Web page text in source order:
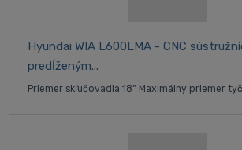
Hyundai WIA L600LMA - CNC
predĺženým...
Priemer skľučovadla 18" Maximálny priemer